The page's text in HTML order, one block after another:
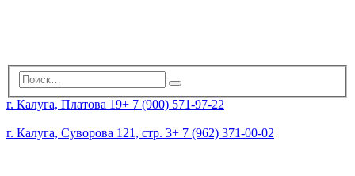
г. Калуга, Платова 19+ 7 (900) 571-97-22
г. Калуга, Суворова 121, стр. 3+ 7 (962) 371-00-02